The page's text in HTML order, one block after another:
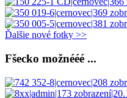
Ďalšie nové fotky >>
Fšecko možnééé ...